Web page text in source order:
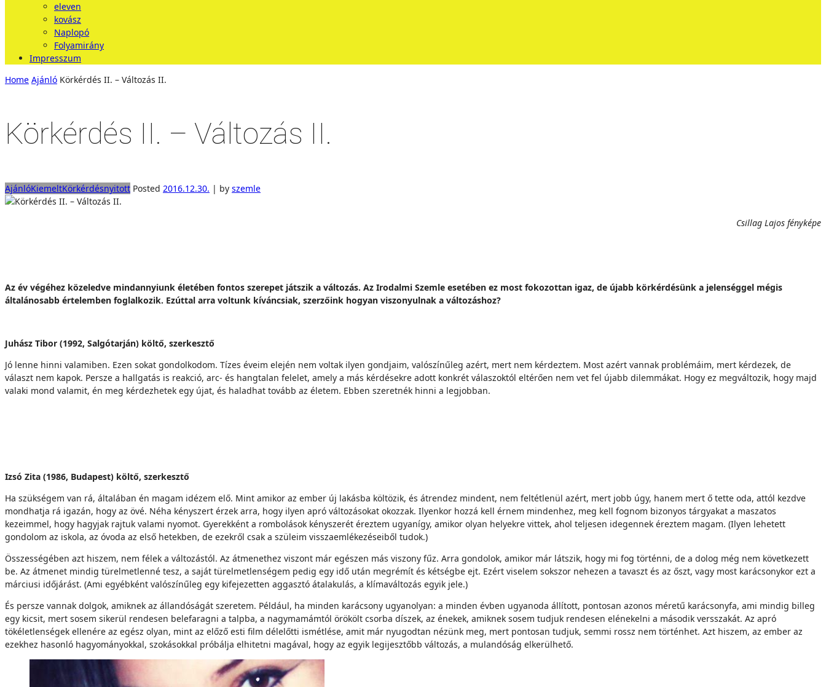
eleven
kovász
Naplopó
Folyamirány
Impresszum
Home Ajánló Körkérdés II. – Változás II.
Körkérdés II. – Változás II.
AjánlóKiemeltKörkérdésnyitott Posted 2016.12.30. | by szemle
Csillag Lajos fényképe
Az év végéhez közeledve mindannyiunk életében fontos szerepet játszik a változás. Az Irodalmi Szemle esetében ez most fokozottan igaz, de újabb körkérdésünk a jelenséggel mégis
általánosabb értelemben foglalkozik. Ezúttal arra voltunk kíváncsiak, szerzőink hogyan viszonyulnak a változáshoz?
Juhász Tibor (1992, Salgótarján) költő, szerkesztő
Jó lenne hinni valamiben. Ezen sokat gondolkodom. Tízes éveim elején nem voltak ilyen gondjaim, valószínűleg azért, mert nem kérdeztem. Most azért vannak problémáim, mert kérdezek, de
választ nem kapok. Persze a hallgatás is reakció, arc- és hangtalan felelet, amely a más kérdésekre adott konkrét válaszoktól eltérően nem vet fel újabb dilemmákat. Hogy ez megváltozik, hogy majd
valaki mond valamit, én meg kérdezhetek egy újat, és haladhat tovább az életem. Ebben szeretnék hinni a legjobban.
Izsó Zita (1986, Budapest) költő, szerkesztő
Ha szükségem van rá, általában én magam idézem elő. Mint amikor az ember új lakásba költözik, és átrendez mindent, nem feltétlenül azért, mert jobb úgy, hanem mert ő tette oda, attól kezdve
mondhatja rá igazán, hogy az övé. Néha kényszert érzek arra, hogy ilyen apró változásokat okozzak. Ilyenkor hozzá kell érnem mindenhez, meg kell fognom bizonyos tárgyakat a maszatos
kezeimmel, hogy hagyjak rajtuk valami nyomot. Gyerekként a rombolások kényszerét éreztem ugyanígy, amikor olyan helyekre vittek, ahol teljesen idegennek éreztem magam. (Ilyen lehetett
gondolom az iskola, az óvoda az első hetekben, de ezekről csak a szüleim visszaemlékezéseiből tudok.)
Összességében azt hiszem, nem félek a változástól. Az átmenethez viszont már egészen más viszony fűz. Arra gondolok, amikor már látszik, hogy mi fog történni, de a dolog még nem következett
be. Az átmenet mindig türelmetlenné tesz, a saját türelmetlenségem pedig egy idő után megrémít és kétségbe ejt. Ezért viselem sokszor nehezen a tavaszt és az őszt, vagy most karácsonykor ezt a
márciusi időjárást. (Ami egyébként valószínűleg egy kifejezetten aggasztó átalakulás, a klímaváltozás egyik jele.)
És persze vannak dolgok, amiknek az állandóságát szeretem. Például, ha minden karácsony ugyanolyan: a minden évben ugyanoda állított, pontosan azonos méretű karácsonyfa, ami mindig billeg
egy kicsit, mert sosem sikerül rendesen belefaragni a talpba, a nagymamámtól örökölt csorba díszek, az énekek, amiknek sosem tudjuk rendesen elénekelni a második versszakát. Az apró
tökéletlenségek ellenére az egész olyan, mint az előző esti film délelőtti ismétlése, amit már nyugodtan nézünk meg, mert pontosan tudjuk, semmi rossz nem történhet. Azt hiszem, az ember az
ezekhez hasonló hagyományokkal, szokásokkal próbálja elhitetni magával, hogy az egyik legijesztőbb változás, a mulandóság elkerülhető.